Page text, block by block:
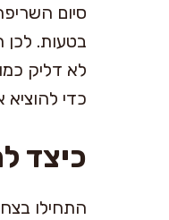
סיום
בטעות.
כדי
כיצד
התחילו